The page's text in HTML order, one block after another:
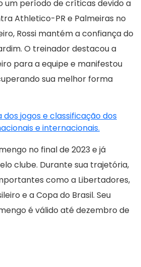
um período de críticas devido a
Athletico-PR e Palmeiras no
Rossi mantém a confiança do
O treinador destacou a
para a equipe e manifestou
sua melhor forma
jogos e classificação dos
e internacionais.
no final de 2023 e já
clube. Durante sua trajetória,
como a Libertadores,
e a Copa do Brasil. Seu
é válido até dezembro de